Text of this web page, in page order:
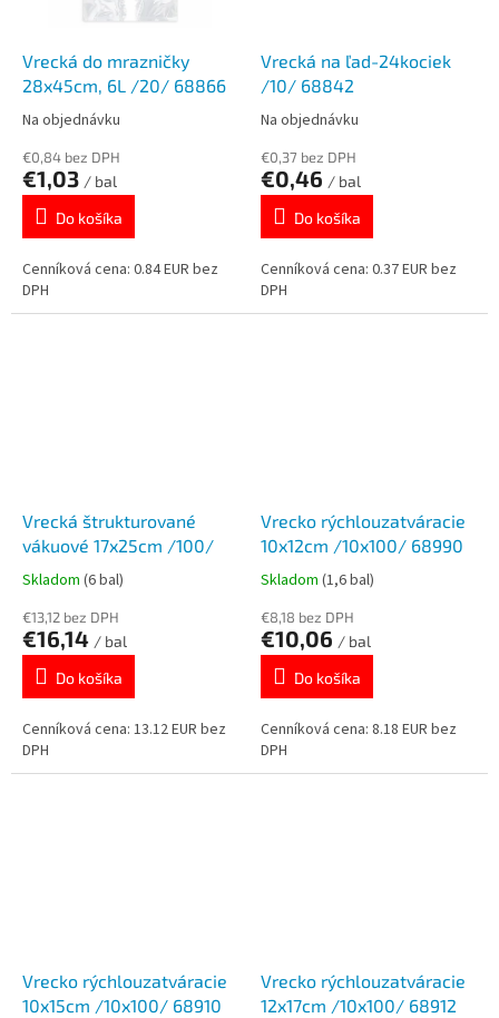
Vrecká do mrazničky
28x45cm, 6L /20/ 68866
Na objednávku
€0,84 bez DPH
€1,03 / bal
Do košíka
Cenníková cena: 0.84 EUR bez
DPH
Vrecká na ľad-24kociek
/10/ 68842
Na objednávku
€0,37 bez DPH
€0,46 / bal
Do košíka
Cenníková cena: 0.37 EUR bez
DPH
Vrecká štrukturované
vákuové 17x25cm /100/
Skladom (6 bal)
€13,12 bez DPH
€16,14 / bal
Do košíka
Cenníková cena: 13.12 EUR bez
DPH
Vrecko rýchlouzatváracie
10x12cm /10x100/ 68990
Skladom (1,6 bal)
€8,18 bez DPH
€10,06 / bal
Do košíka
Cenníková cena: 8.18 EUR bez
DPH
Vrecko rýchlouzatváracie
10x15cm /10x100/ 68910
Vrecko rýchlouzatváracie
12x17cm /10x100/ 68912